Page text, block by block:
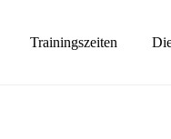
Trainingszeiten